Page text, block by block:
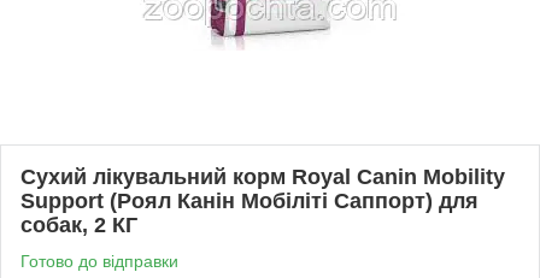
Сухий лікувальний корм Royal Canin Mobility
Support (Роял Канін Мобіліті Саппорт) для
собак, 2 КГ
Готово до відправки